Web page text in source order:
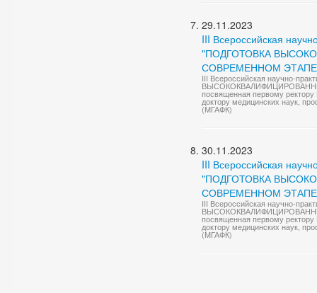
29.11.2023
III Всероссийская
"ПОДГОТОВКА
СОВРЕМЕННОМ
III Всероссийская научно-
посвященная первому
доктору медицинских наук,
(МГАФК)
30.11.2023
III Всероссийская
"ПОДГОТОВКА
СОВРЕМЕННОМ
III Всероссийская научно-
посвященная первому
доктору медицинских наук,
(МГАФК)